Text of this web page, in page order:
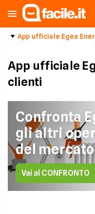
App ufficiale Egea
App ufficiale
clienti
Confronta
gli altri
del
Vai al CONFRONTO